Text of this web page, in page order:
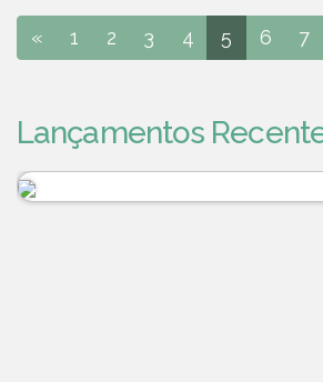
« 1 2 3 4 5 6 7
Lançamentos